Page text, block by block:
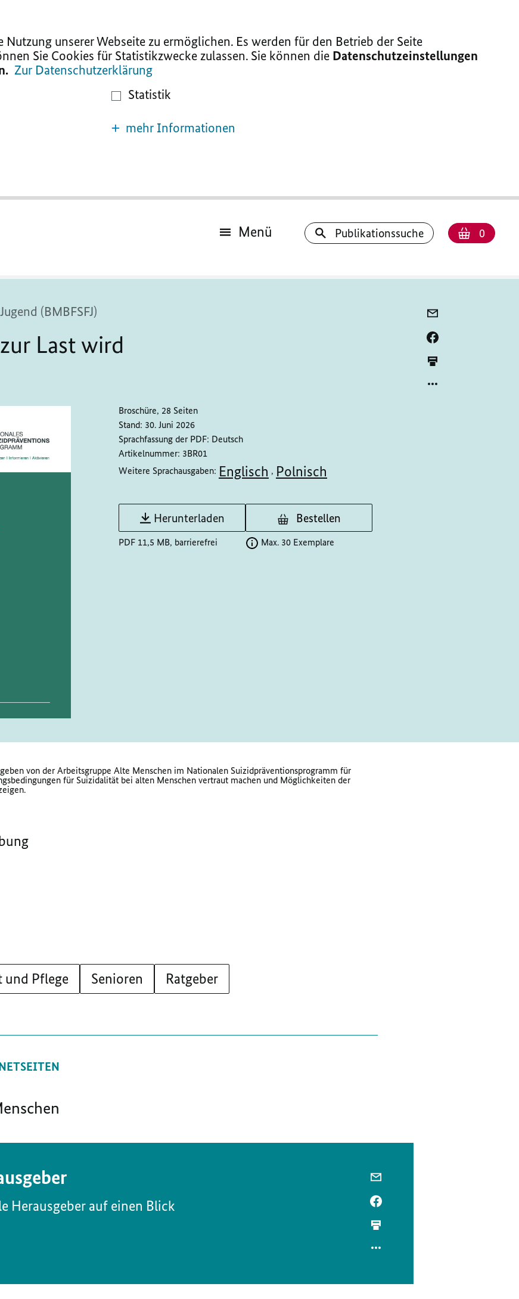
unserer Webseite zu ermöglichen. Es werden für den Betrieb der Seite
Sie Cookies für Statistikzwecke zulassen. Sie können die Datenschutzeinstellungen
Zur Datenschutzerklärung
Statistik
mehr Informationen
Menü Publikationssuche Anzahl
0
(BMBFSFJ)
Last wird
Broschüre, 28 Seiten
Stand: 30. Juni 2026
Sprachfassung der PDF: Deutsch
Artikelnummer: 3BR01
Weitere Sprachausgaben: Englisch , Polnisch
Herunterladen
PDF 11,5 MB, barrierefrei
Bestellen
Max. 30 Exemplare
von der Arbeitsgruppe Alte Menschen im Nationalen Suizidpräventionsprogramm für
für Suizidalität bei alten Menschen vertraut machen und Möglichkeiten der
und Pflege Senioren Ratgeber
Herausgeber auf einen Blick